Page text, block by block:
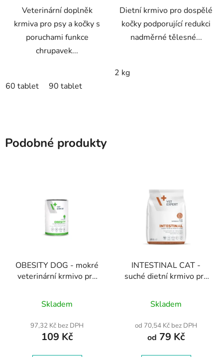
Veterinární doplněk
krmiva pro psy a kočky s
poruchami funkce
chrupavek...
60 tablet 90 tablet
Dietní krmivo pro dospělé
kočky podporující redukci
nadměrné tělesné...
2 kg
Podobné produkty
OBESITY DOG - mokré
veterinární krmivo pro
Skladem
97,32 Kč bez DPH
109 Kč
INTESTINAL CAT -
suché dietní krmivo pro
hodnocení
produktu
je
Skladem
od 70,54 Kč bez DPH
od 79 Kč